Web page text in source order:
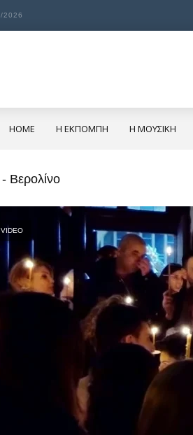
2026
HOME Η ΕΚΠΟΜΠΗ Η ΜΟΥΣΙΚΗ
Βερολίνο
VIDEO